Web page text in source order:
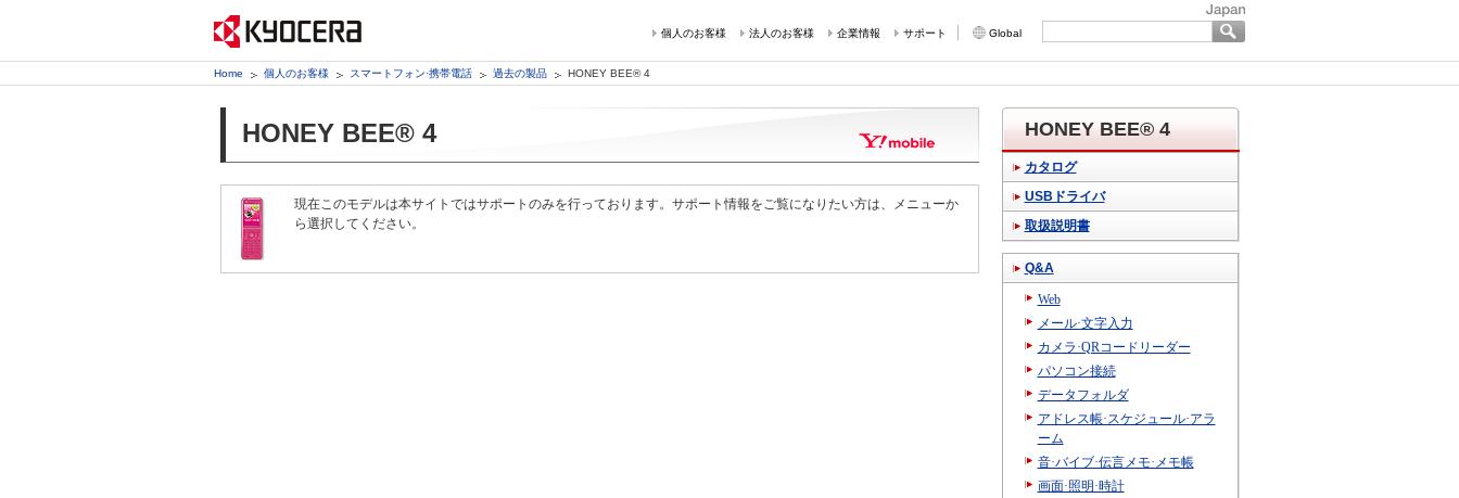
個人のお客様 法人のお客様 企業情報 サポート Global
Home 個人のお客様 スマートフォン·携帯電話 過去の製品 HONEY BEE® 4
HONEY BEE® 4
現在このモデルは本サイトではサポートのみを行っております。サポート情報をご覧になりたい方は、メニューか
ら選択してください。
HONEY BEE® 4
カタログ
USBドライバ
取扱説明書
Q&A
Web
メール·文字入力
カメラ·QRコードリーダー
パソコン接続
データフォルダ
アドレス帳·スケジュール·アラ
ーム
音·バイブ·伝言メモ·メモ帳
画面·照明·時計